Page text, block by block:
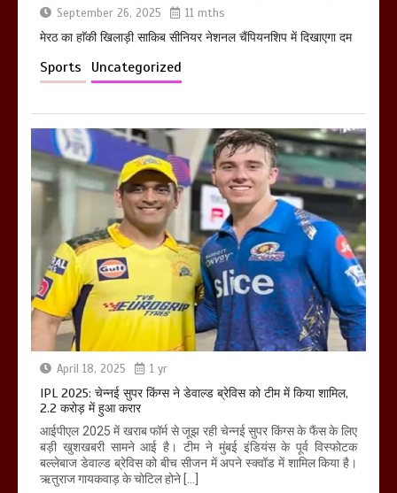
September 26, 2025 11 mths
मेरठ का हाॅकी खिलाड़ी साकिब सीनियर नेशनल चैंपियनशिप में दिखाएगा दम
Sports Uncategorized
April 18, 2025 1 yr
IPL 2025: चेन्नई सुपर किंग्स ने डेवाल्ड ब्रेविस को टीम में किया शामिल,
2.2 करोड़ में हुआ करार
आईपीएल 2025 में खराब फॉर्म से जूझ रही चेन्नई सुपर किंग्स के फैंस के लिए
बड़ी खुशखबरी सामने आई है। टीम ने मुंबई इंडियंस के पूर्व विस्फोटक
बल्लेबाज डेवाल्ड ब्रेविस को बीच सीजन में अपने स्क्वॉड में शामिल किया है।
ऋतुराज गायकवाड़ के चोटिल होने […]